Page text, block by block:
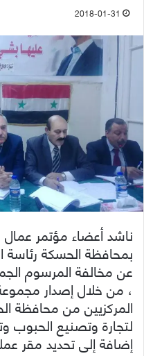
2018-01-31
ناشد أعضاء مؤتمر عمال
بمحافظة الحسكة رئاسة
، من خلال إصدار مجموعة
المركزيين من محافظة
لتجارة وتصنيع
إضافة إلى تحديد مقر